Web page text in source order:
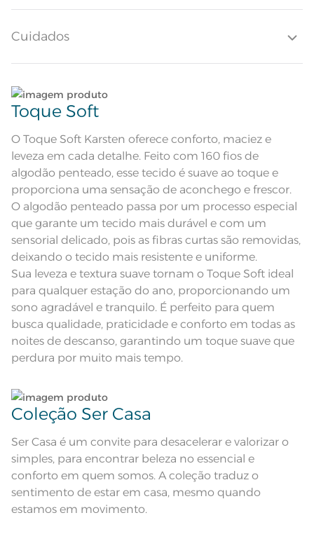
Quantidade de Peças
Atributos
Composição 100% Algodão
Tamanho Queen
Cor Prata
Itens Inclusos 1 Lençol com Elástico; 2 Fronhas
Medida
Lençol de Elástico: <br>1,58m x
1,98m x 30cm; Fronha: 50cm x
70cm
Acabamento Tinto Liso
Lavação a 40ºC; Proibido alvejar;
Secar em tambor com
temperatura máxima de 60º; Ferro
Observações
nas especificações técnicas do
Cuidados
Lave tipos de tecidos distintos separadamente;
Não lave cores claras e cores escuras no mesmo
ciclo;
Lave as peças no ciclo leve, suave ou delicado de
sua lavadora;
Enxágue as peças com bastante água;
Utilize a quantidade mínima de amaciante e sabão;
Leia atentamente as instruções na etiqueta.
Toque Soft
O Toque Soft Karsten oferece conforto, maciez e
leveza em cada detalhe. Feito com 160 fios de
algodão penteado, esse tecido é suave ao toque e
proporciona uma sensação de aconchego e frescor.
O algodão penteado passa por um processo especial
que garante um tecido mais durável e com um
sensorial delicado, pois as fibras curtas são removidas,
deixando o tecido mais resistente e uniforme.
Sua leveza e textura suave tornam o Toque Soft ideal
para qualquer estação do ano, proporcionando um
sono agradável e tranquilo. É perfeito para quem
busca qualidade, praticidade e conforto em todas as
noites de descanso, garantindo um toque suave que
perdura por muito mais tempo.
Coleção Ser Casa
Ser Casa é um convite para desacelerar e valorizar o
simples, para encontrar beleza no essencial e
conforto em quem somos. A coleção traduz o
sentimento de estar em casa, mesmo quando
estamos em movimento.